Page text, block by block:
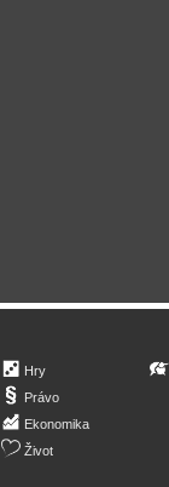
Hry
Právo
Ekonomika
Život